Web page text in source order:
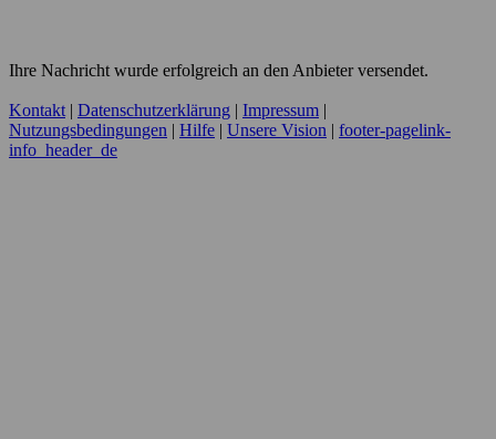
Ihre Nachricht wurde erfolgreich an den Anbieter versendet.
Kontakt| Datenschutzerklärung Impressum
Nutzungsbedingungen
Hilfe Unsere Vision
footer-pagelink-
info_header_de